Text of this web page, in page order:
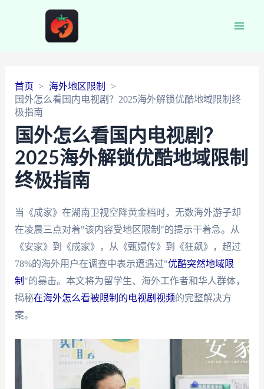
首页
海外地区限制
国外怎么看国内电视剧？2025海外解锁优酷地域限制终
极指南
国外怎么看国内电视剧？
2025海外解锁优酷地域限制
终极指南
当《成家》在湖南卫视空降黄金档时，无数海外游子却
在凌晨三点对着"该内容受地区限制"的提示干着急。从
《安家》到《成家》，从《甄嬛传》到《狂飙》，超过
78%的海外用户在调查中表示遭遇过"优酷突然地域限
制 "的暴击。本文将为留学生、海外工作者和华人群体，
揭秘在海外怎么看被限制的电视剧视频的完整解决方
案。